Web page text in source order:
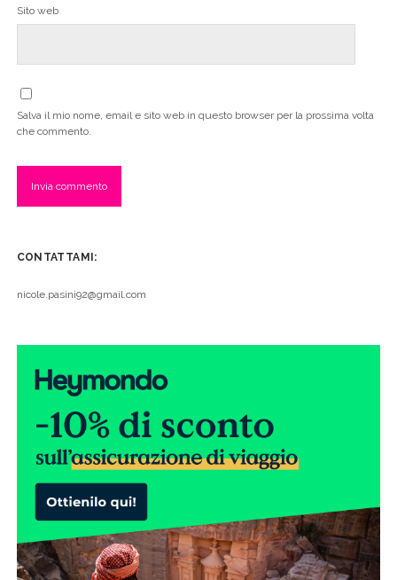
Sito web
Salva il mio nome, email e sito web in questo browser per la prossima volta
che commento.
CONTATTAMI:
nicole.pasini92@gmail.com